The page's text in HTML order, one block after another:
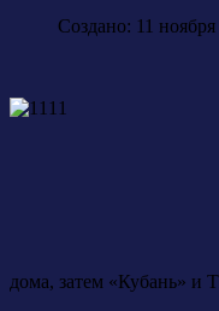
Создано: 11
дома, затем «Кубань» и